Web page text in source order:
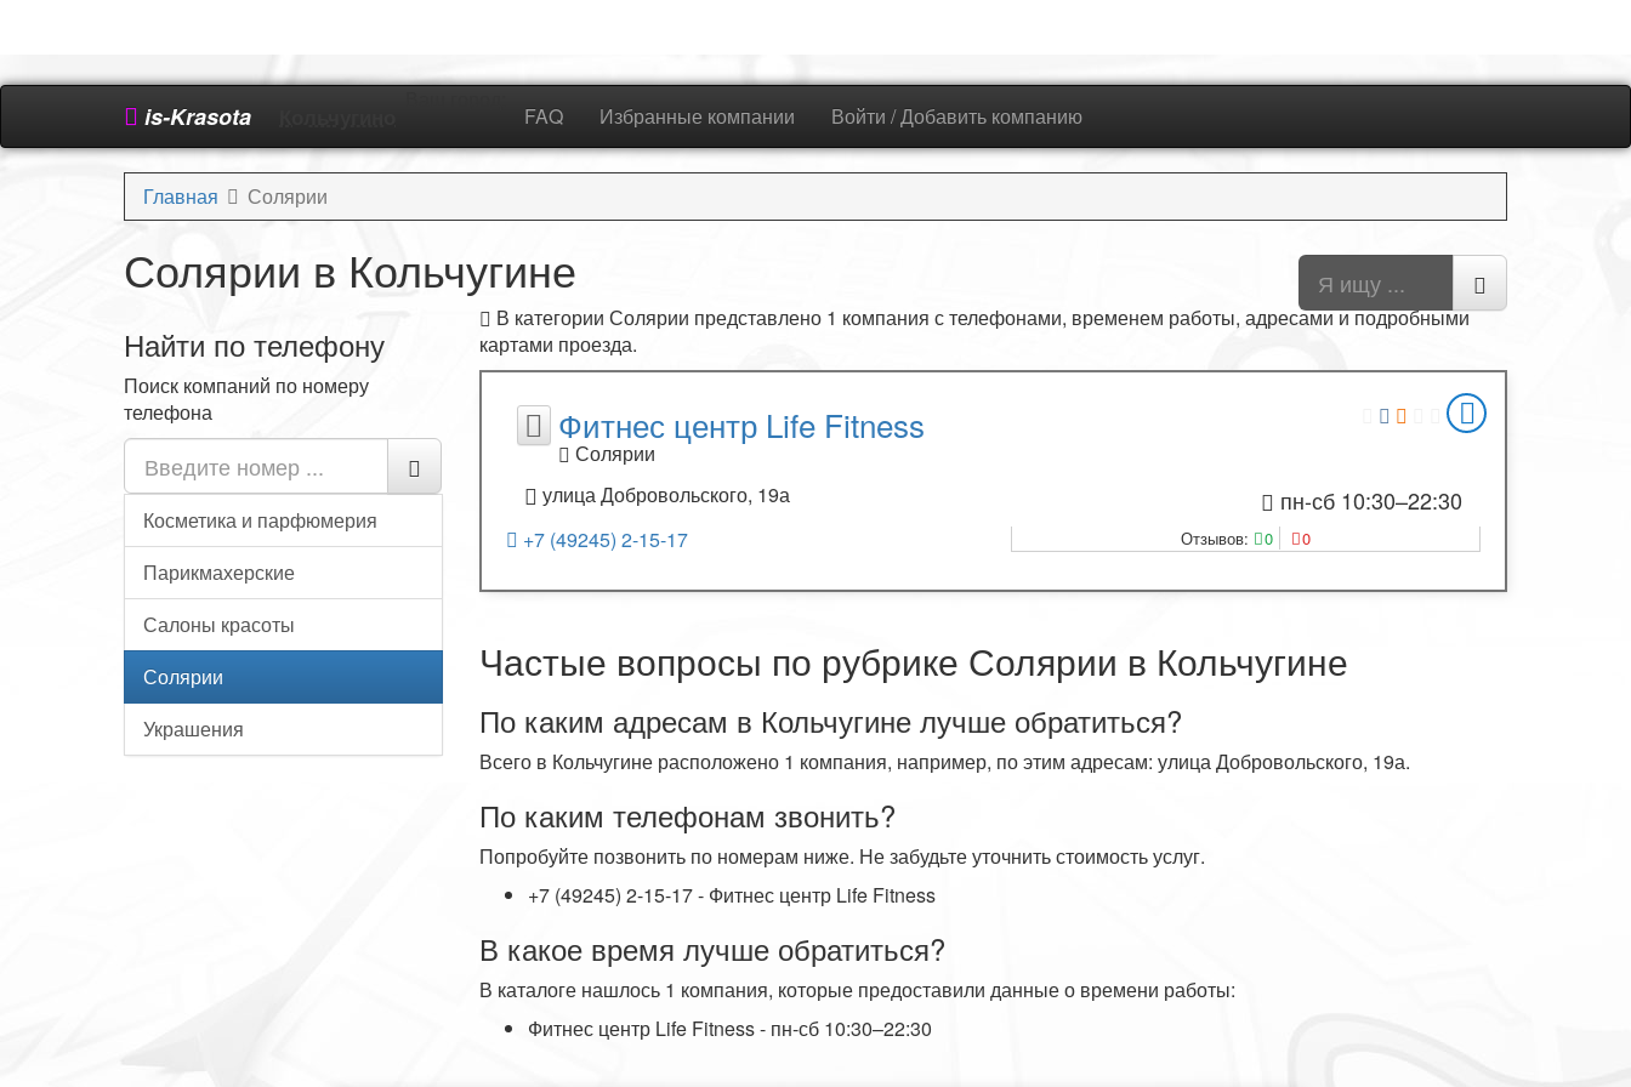
is-Krasota FAQ Избранные компании Войти / Добавить компанию
Главная Солярии
Солярии в Кольчугине
В категории Солярии представлено 1 компания с телефонами, временем работы, адресами и подробными
картами проезда.
Фитнес центр Life Fitness
Солярии
улица Добровольского, 19а
пн-сб 10:30–22:30
+7 (49245) 2-15-17 Отзывов: 0 0
Частые вопросы по рубрике Солярии в Кольчугине
По каким адресам в Кольчугине лучше обратиться?
Всего в Кольчугине расположено 1 компания, например, по этим адресам: улица Добровольского, 19а.
По каким телефонам звонить?
Попробуйте позвонить по номерам ниже. Не забудьте уточнить стоимость услуг.
+7 (49245) 2-15-17 - Фитнес центр Life Fitness
В какое время лучше обратиться?
В каталоге нашлось 1 компания, которые предоставили данные о времени работы:
Фитнес центр Life Fitness - пн-сб 10:30–22:30
Найти по телефону
Поиск компаний по номеру
телефона
Косметика и парфюмерия
Парикмахерские
Салоны красоты
Солярии
Украшения